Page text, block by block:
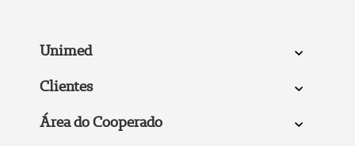
Unimed
Clientes
Área do Cooperado